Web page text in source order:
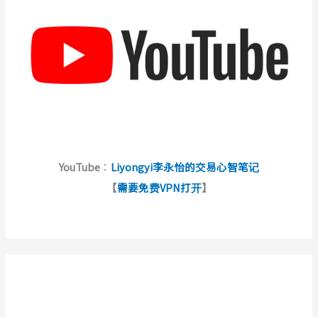
YouTube ： Liyongyi李永怡的交易心智笔记
【需要免费VPN打开】